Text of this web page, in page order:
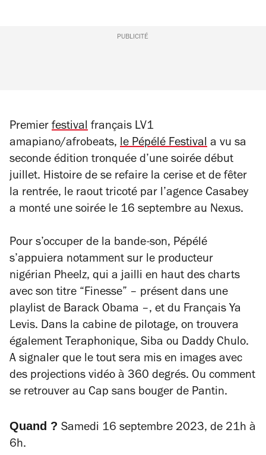
PUBLICITÉ
Premier festival français LV1
amapiano/afrobeats, le Pépélé Festival a vu sa
seconde édition tronquée d’une soirée début
juillet. Histoire de se refaire la cerise et de fêter
la rentrée, le raout tricoté par l’agence Casabey
a monté une soirée le 16 septembre au Nexus.
Pour s’occuper de la bande-son, Pépélé
s’appuiera notamment sur le producteur
nigérian Pheelz, qui a jailli en haut des charts
avec son titre “Finesse” – présent dans une
playlist de Barack Obama –, et du Français Ya
Levis. Dans la cabine de pilotage, on trouvera
également Teraphonique, Siba ou Daddy Chulo.
A signaler que le tout sera mis en images avec
des projections vidéo à 360 degrés. Ou comment
se retrouver au Cap sans bouger de Pantin.
Quand ? Samedi 16 septembre 2023, de 21h à
6h.